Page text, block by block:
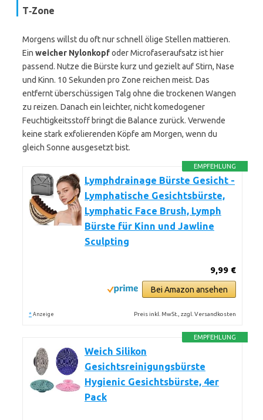
T‑Zone
Morgens willst du oft nur schnell ölige Stellen mattieren.
Ein weicher Nylonkopfoder Microfaseraufsatz ist hier
passend. Nutze die Bürste kurz und gezielt auf Stirn, Nase
und Kinn. 10 Sekunden pro Zone reichen meist. Das
entfernt überschüssigen Talg ohne die trockenen Wangen
zu reizen. Danach ein leichter, nicht komedogener
Feuchtigkeitsstoff bringt die Balance zurück. Verwende
keine stark exfolierenden Köpfe am Morgen, wenn du
gleich Sonne ausgesetzt bist.
EMPFEHLUNG
Lymphdrainage Bürste Gesicht -
Lymphatische Gesichtsbürste,
Lymphatic Face Brush, Lymph
Bürste für Kinn und Jawline
Sculpting
9,99 €
Bei Amazon ansehen
* Anzeige Preis inkl. MwSt., zzgl. Versandkosten
EMPFEHLUNG
Weich Silikon
Gesichtsreinigungsbürste
Hygienic Gesichtsbürste, 4er
Pack